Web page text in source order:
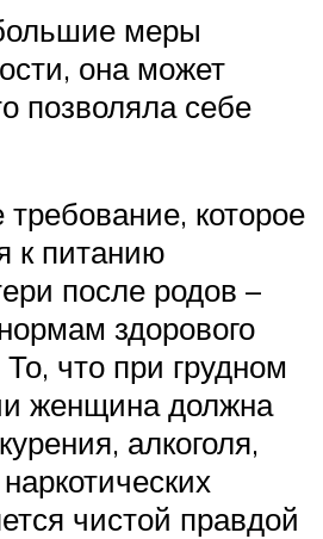
меры
она может
позволяла себе
которое
к питанию
после родов –
здорового
что при грудном
женщина должна
алкоголя,
чистой правдой